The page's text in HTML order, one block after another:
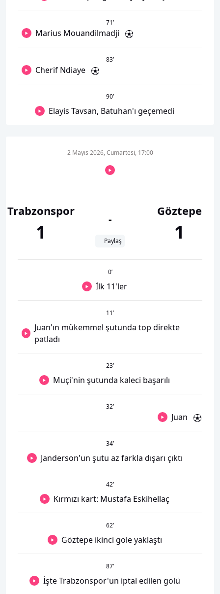
71’
Marius Mouandilmadji
83’
Cherif Ndiaye
90’
Elayis Tavsan, Batuhan'ı geçemedi
Trabzonspor
1
2 Mayıs 2026, Cumartesi, 17:00
-
Paylaş
Göztepe
1
0’
İlk 11'ler
11’
Juan'ın mükemmel şutunda top direkte
patladı
23’
Muçi'nin şutunda kaleci başarılı
32’
Juan
34’
Janderson'un şutu az farkla dışarı çıktı
42’
Kırmızı kart: Mustafa Eskihellaç
62’
Göztepe ikinci gole yaklaştı
87’
İşte Trabzonspor'un iptal edilen golü